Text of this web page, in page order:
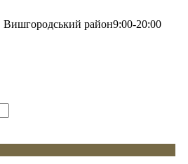
Вишгородський район9:00-20:00